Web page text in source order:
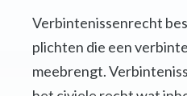
Verbintenissenrecht
plichten die een
meebrengt.